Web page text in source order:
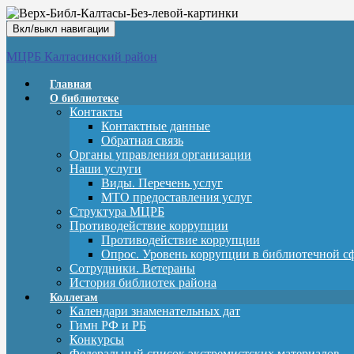
Вкл/выкл навигации
МЦРБ Калтасинский район
Главная
О библиотеке
Контакты
Контактные данные
Обратная связь
Органы управления организации
Наши услуги
Виды. Перечень услуг
МТО предоставления услуг
Структура МЦРБ
Противодействие коррупции
Противодействие коррупции
Опрос. Уровень коррупции в библиотечной
Сотрудники. Ветераны
История библиотек района
Коллегам
Календари знаменательных дат
Гимн РФ и РБ
Конкурсы